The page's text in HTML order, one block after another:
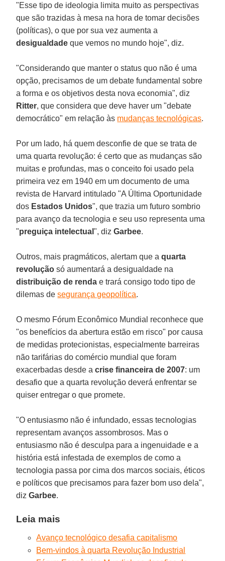
"Esse tipo de ideologia limita muito as perspectivas
que são trazidas à mesa na hora de tomar decisões
(políticas), o que por sua vez aumenta a
desigualdade que vemos no mundo hoje", diz.
"Considerando que manter o status quo não é uma
opção, precisamos de um debate fundamental sobre
a forma e os objetivos desta nova economia", diz
Ritter, que considera que deve haver um "debate
democrático" em relação às mudanças tecnológicas.
Por um lado, há quem desconfie de que se trata de
uma quarta revolução: é certo que as mudanças são
muitas e profundas, mas o conceito foi usado pela
primeira vez em 1940 em um documento de uma
revista de Harvard intitulado "A Última Oportunidade
dos Estados Unidos", que trazia um futuro sombrio
para avanço da tecnologia e seu uso representa uma
"preguiça intelectual", dizGarbee.
Outros, mais pragmáticos, alertam que aquarta
revolução só aumentará a desigualdade na
distribuição de renda e trará consigo todo tipo de
dilemas desegurança geopolítica.
O mesmo Fórum Econômico Mundial reconhece que
"os benefícios da abertura estão em risco" por causa
de medidas protecionistas, especialmente barreiras
não tarifárias do comércio mundial que foram
exacerbadas desde acrise financeira de 2007: um
desafio que a quarta revolução deverá enfrentar se
quiser entregar o que promete.
"O entusiasmo não é infundado, essas tecnologias
representam avanços assombrosos. Mas o
entusiasmo não é desculpa para a ingenuidade e a
história está infestada de exemplos de como a
tecnologia passa por cima dos marcos sociais, éticos
e políticos que precisamos para fazer bom uso dela",
dizGarbee.
Leia mais
Avanço tecnológico desafia capitalismo
Bem-vindos à quarta Revolução Industrial